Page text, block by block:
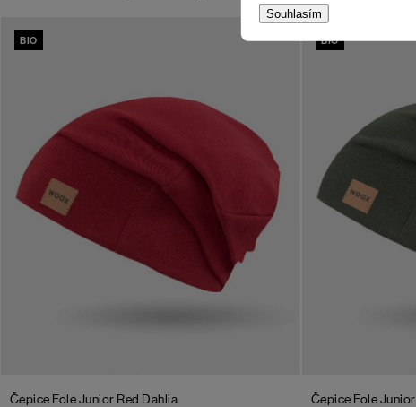
Souhlasím
BIO
Čepice Fole Junior Red Dahlia
BIO
Čepice Fole Junior